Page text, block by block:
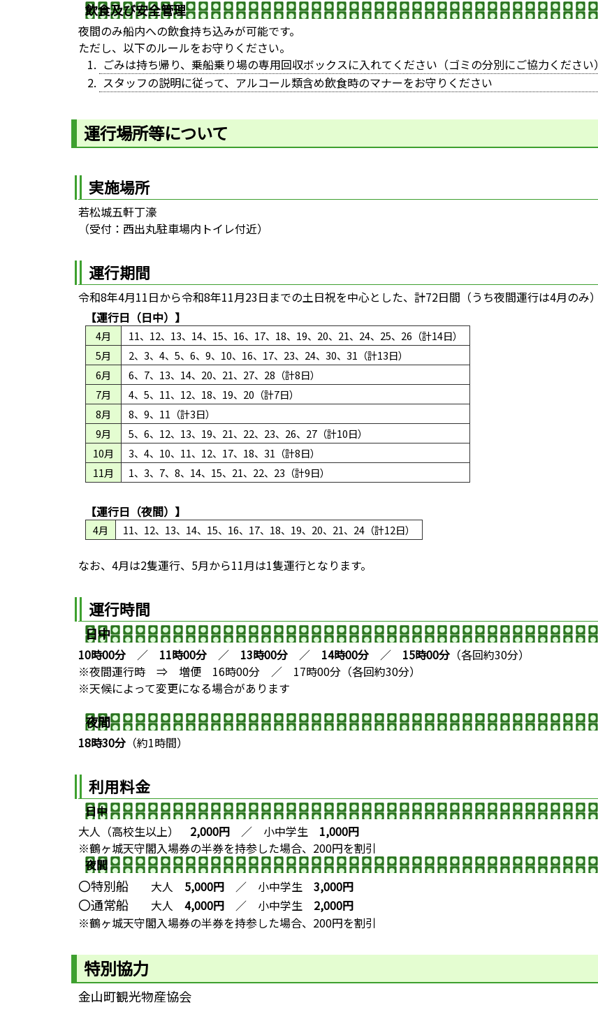
飲食及び安全管理
夜間のみ船内への飲食持ち込みが可能です。
ただし、以下のルールをお守りください。
ごみは持ち帰り、乗船乗り場の専用回収ボックスに入れてください（ゴミの分別にご協力ください）
スタッフの説明に従って、アルコール類含め飲食時のマナーをお守りください
運行場所等について
実施場所
若松城五軒丁濠
（受付：西出丸駐車場内トイレ付近）
運行期間
令和8年4月11日から令和8年11月23日までの土日祝を中心とした、計72日間（うち夜間運行は4月のみ）
【運行日（日中）】
4月
11、12、13、14、15、16、17、18、19、20、21、24、25、26（計14日）
5月
2、3、4、5、6、9、10、16、17、23、24、30、31（計13日）
6月
6、7、13、14、20、21、27、28（計8日）
7月
4、5、11、12、18、19、20（計7日）
8月
8、9、11（計3日）
9月
5、6、12、13、19、21、22、23、26、27（計10日）
10月
3、4、10、11、12、17、18、31（計8日）
11月
1、3、7、8、14、15、21、22、23（計9日）
【運行日（夜間）】
4月 11、12、13、14、15、16、17、18、19、20、21、24（計12日）
なお、4月は2隻運行、5月から11月は1隻運行となります。
運行時間
日中
10時00分 ／ 11時00分 ／ 13時00分 ／ 14時00分 ／ 15時00分 （各回約30分）
※夜間運行時 ⇒ 増便 16時00分 ／ 17時00分（各回約30分）
※天候によって変更になる場合があります
夜間
18時30分 （約1時間）
利用料金
日中
大人（高校生以上） 2,000円 ／ 小中学生 1,000円
※鶴ヶ城天守閣入場券の半券を持参した場合、200円を割引
夜間
〇特別船 大人 5,000円 ／ 小中学生 3,000円
〇通常船 大人 4,000円 ／ 小中学生 2,000円
※鶴ヶ城天守閣入場券の半券を持参した場合、200円を割引
特別協力
金山町観光物産協会